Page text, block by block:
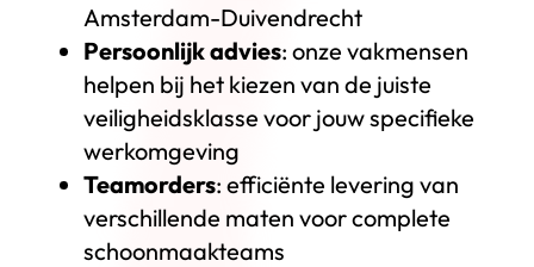
Amsterdam-Duivendrecht
Persoonlijk advies: onze vakmensen
helpen bij het kiezen van de juiste
veiligheidsklasse voor jouw specifieke
werkomgeving
Teamorders: efficiënte levering van
verschillende maten voor complete
schoonmaakteams